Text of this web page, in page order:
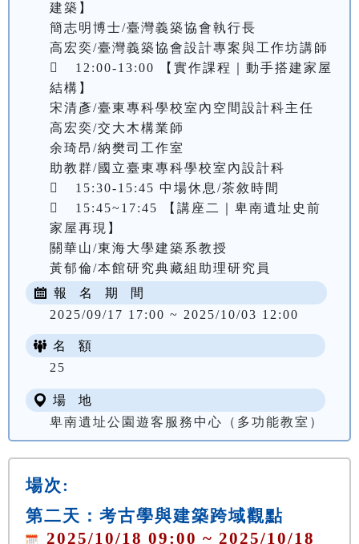
建築】
簡志明博士/臺灣義築協會執行長
高宏奕/臺灣義築協會設計專案與工作坊講師
	12:00-13:00 【實作課程｜動手搭建家屋
結構】
宋清彥/臺東專科學校室內空間設計科主任
高宏奕/交大木構業師
余琦昂/納樊司工作室
助教群/國立臺東專科學校室內設計科
	15:30-15:45 中場休息/茶敘時間
	15:45~17:45 【講座二｜卑南遺址史前
家屋再現】
關華山/東海大學建築系教授
報 名 期 間
2025/09/17 17:00 ~ 2025/10/03 12:00
名 額
25
場 地
卑南遺址公園遊客服務中心（多功能教室）
場次:
第二天：考古學與建築跨域觀點
2025/10/18 09:00 ~ 2025/10/18